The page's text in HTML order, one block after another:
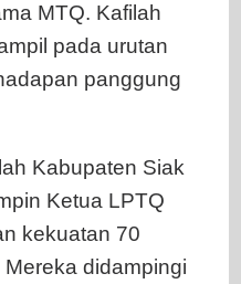
MTQ. Kafilah
pada urutan
panggung
Kabupaten Siak
Ketua LPTQ
kekuatan 70
didampingi